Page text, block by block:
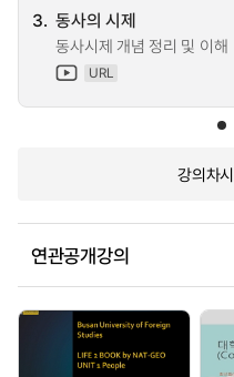
3. 동사의 시제
동사시제 개념 정리 및 이해
URL
강의차시
연관공개강의